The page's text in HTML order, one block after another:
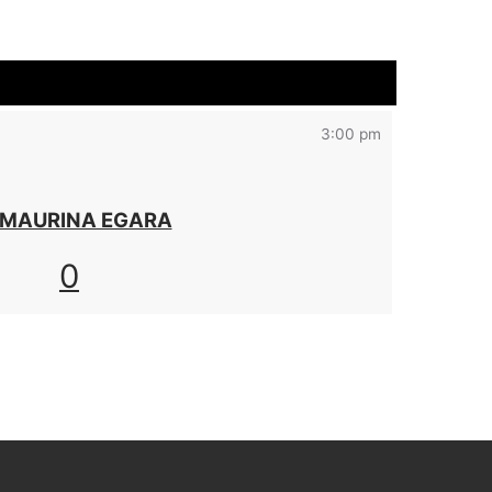
3:00 pm
EGARA
0